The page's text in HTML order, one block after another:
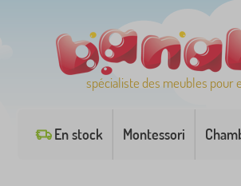
spécialiste des meubles pour
En stock Montessori